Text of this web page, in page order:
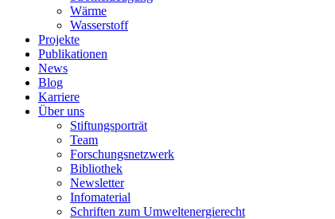
Wärme
Wasserstoff
Projekte
Publikationen
News
Blog
Karriere
Über uns
Stiftungsporträt
Team
Forschungsnetzwerk
Bibliothek
Newsletter
Infomaterial
Schriften zum Umweltenergierecht